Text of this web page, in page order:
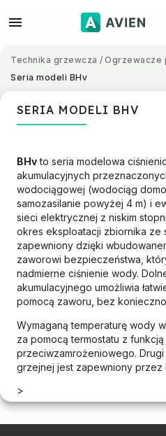
Technika grzewcza / Ogrzewacze
Seria modeli BHv
SERIA MODELI BHV
BHvto seria modelowa
akumulacyjnych
wodociągowej (wodociąg
samozasilanie powyżej 4 m) i
sieci elektrycznej z niskim
okres eksploatacji zbiornika ze
zapewniony dzięki
zaworowi bezpieczeństwa,
nadmierne ciśnienie wody.
akumulacyjnego umożliwia
pomocą zaworu, bez
Wymaganą temperaturę wody
za pomocą termostatu z
przeciwzamrożeniowego.
grzejnej jest zapewniony przez
>